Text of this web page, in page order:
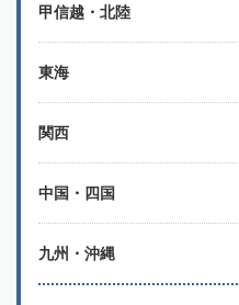
甲信越・北陸
東海
関西
中国・四国
九州・沖縄